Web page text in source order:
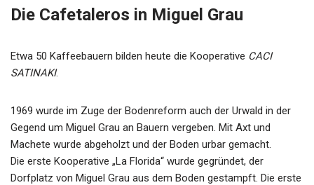
Die Cafetaleros in Miguel Grau
Etwa 50 Kaffeebauern bilden heute die Kooperative CACI
SATINAKI.
1969 wurde im Zuge der Bodenreform auch der Urwald in der
Gegend um Miguel Grau an Bauern vergeben. Mit Axt und
Machete wurde abgeholzt und der Boden urbar gemacht.
Die erste Kooperative „La Florida“ wurde gegründet, der
Dorfplatz von Miguel Grau aus dem Boden gestampft. Die erste